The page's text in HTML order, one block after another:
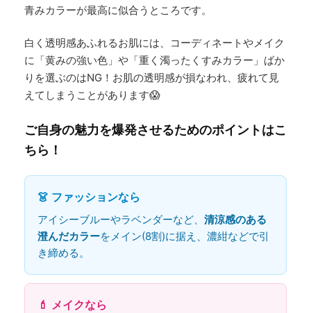
青みカラーが最高に似合うところです。
白く透明感あふれるお肌には、コーディネートやメイク
に「黄みの強い色」や「重く濁ったくすみカラー」ばか
りを選ぶのはNG！お肌の透明感が損なわれ、疲れて見
えてしまうことがあります😱
ご自身の魅力を爆発させるためのポイントはこ
ちら！
👗 ファッションなら
アイシーブルーやラベンダーなど、 清涼感のある
澄んだカラーをメイン(8割)に据え、濃紺などで引
き締める。
💄 メイクなら